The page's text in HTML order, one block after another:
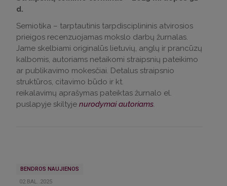
d.
Semiotika – tarptautinis tarpdisciplininis atvirosios
prieigos recenzuojamas mokslo darbų žurnalas.
Jame skelbiami originalūs lietuvių, anglų ir prancūzų
kalbomis, autoriams netaikomi straipsnių pateikimo
ar publikavimo mokesčiai. Detalus straipsnio
struktūros, citavimo būdo ir kt.
reikalavimų aprašymas pateiktas žurnalo el.
puslapyje skiltyje nurodymai autoriams.
BENDROS NAUJIENOS
02.BAL..2025